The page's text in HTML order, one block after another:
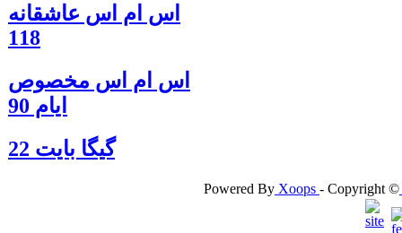
اس ام اس عاشقانه
118
اس ام اس مخصوص
ایام 90
گيگا بايت 22
Powered By Xoops - Copyright ©